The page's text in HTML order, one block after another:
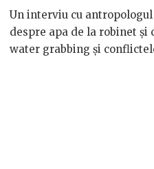
Un interviu cu
despre apa de la robinet și
water grabbing și